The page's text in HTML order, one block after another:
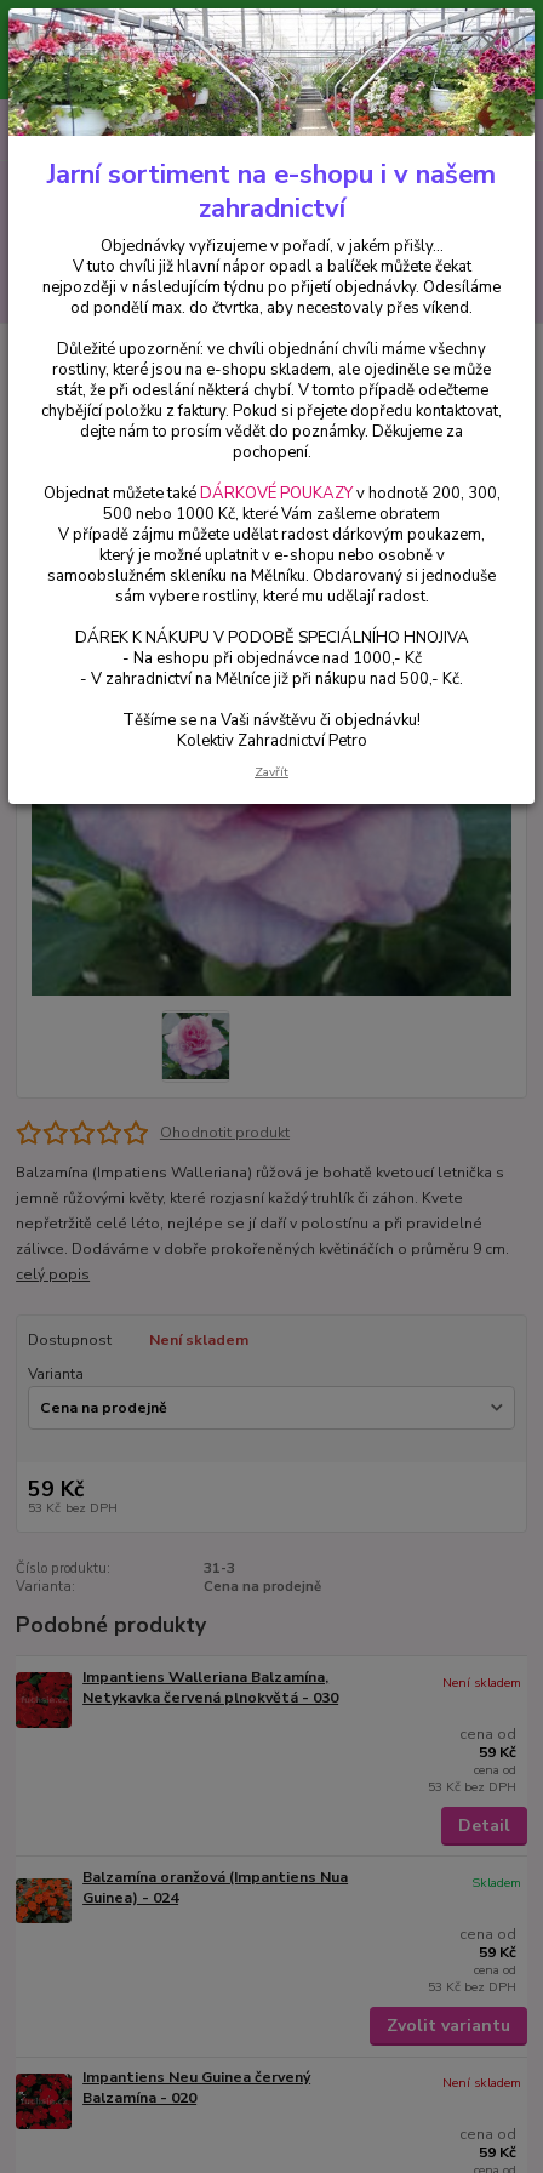
Minimální hodnota pro odeslání z e-shopu je 300 Kč.
V tuto chvíli již hlavní nápor objednávek opadl a balíček můžete čekat
nejpozději v následujícím týdnu po přijetí objednávky. Objednávky
vyřizujeme v pořadí, v jakém přišly...
CZK
Hledat
+420 602 223 614 0ks
za0 Kč
Balkónové rostliny
Impantiens Walleriana růžový Balzamína -
cena na prodejně
Impantiens Walleriana růžový
Balzamína - cena na prodejně
Ohodnotit produkt
Balzamína (Impatiens Walleriana) růžová je bohatě kvetoucí letnička s
jemně růžovými květy, které rozjasní každý truhlík či záhon. Kvete
nepřetržitě celé léto, nejlépe se jí daří v polostínu a při pravidelné
zálivce. Dodáváme v dobře prokořeněných květináčích o průměru 9 cm.
celý popis
Dostupnost
Není skladem
Varianta
59 Kč
53 Kč bez DPH
Číslo produktu:
31-3
Varianta:
Cena na prodejně
Podobné produkty
Impantiens Walleriana Balzamína,
Netykavka červená plnokvětá - 030
cena od
59 Kč
cena od
53 Kč bez DPH
Není skladem
Detail
Balzamína oranžová (Impantiens Nua
Guinea) - 024
cena od
59 Kč
cena od
53 Kč bez DPH
Skladem
Zvolit variantu
Impantiens Neu Guinea červený
Balzamína - 020
cena od
59 Kč
Není skladem
Jarní sortiment na e-shopu i v našem
zahradnictví
Objednávky vyřizujeme v pořadí, v jakém přišly...
V tuto chvíli již hlavní nápor opadl a balíček můžete čekat
nejpozději v následujícím týdnu po přijetí objednávky. Odesíláme
od pondělí max. do čtvrtka, aby necestovaly přes víkend.
Důležité upozornění: ve chvíli objednání chvíli máme všechny
rostliny, které jsou na e-shopu skladem, ale ojediněle se může
stát, že při odeslání některá chybí. V tomto případě odečteme
chybějící položku z faktury. Pokud si přejete dopředu kontaktovat,
dejte nám to prosím vědět do poznámky. Děkujeme za
pochopení.
Objednat můžete takéDÁRKOVÉ POUKAZYv hodnotě 200, 300,
500 nebo 1000 Kč, které Vám zašleme obratem
V případě zájmu můžete udělat radost dárkovým poukazem,
který je možné uplatnit v e-shopu nebo osobně v
samoobslužném skleníku na Mělníku. Obdarovaný si jednoduše
sám vybere rostliny, které mu udělají radost.
DÁREK K NÁKUPU V PODOBĚ SPECIÁLNÍHO HNOJIVA
- Na eshopu při objednávce nad 1000,- Kč
- V zahradnictví na Mělníce již při nákupu nad 500,- Kč.
Těšíme se na Vaši návštěvu či objednávku!
Kolektiv Zahradnictví Petro
Zavřít